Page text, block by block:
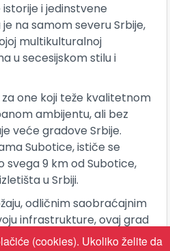
i jedinstvene
na samom severu Srbije,
multikulturalnoj
u secesijskom stilu i
one koji teže kvalitetnom
ambijentu, ali bez
veće gradove Srbije.
Subotice, ističe se
svega 9 km od Subotice,
u Srbiji.
odličnim saobraćajnim
infrastrukture, ovaj grad
za stanovanje i
(cookies). Ukoliko želite da